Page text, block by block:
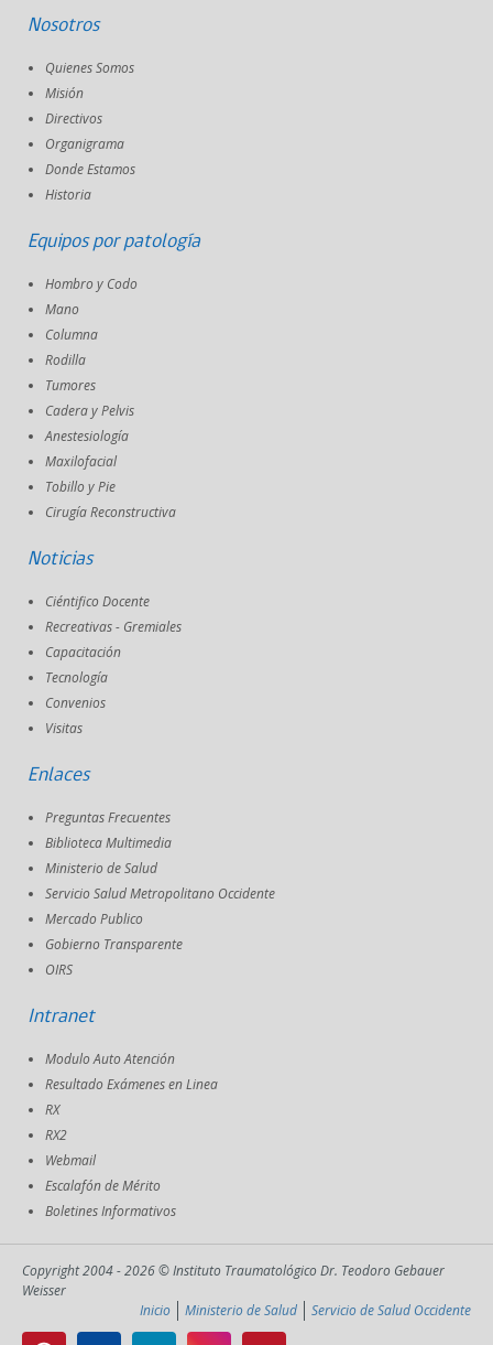
Nosotros
Quienes Somos
Misión
Directivos
Organigrama
Donde Estamos
Historia
Equipos por patología
Hombro y Codo
Mano
Columna
Rodilla
Tumores
Cadera y Pelvis
Anestesiología
Maxilofacial
Tobillo y Pie
Cirugía Reconstructiva
Noticias
Ciéntifico Docente
Recreativas - Gremiales
Capacitación
Tecnología
Convenios
Visitas
Enlaces
Preguntas Frecuentes
Biblioteca Multimedia
Ministerio de Salud
Servicio Salud Metropolitano Occidente
Mercado Publico
Gobierno Transparente
OIRS
Intranet
Modulo Auto Atención
Resultado Exámenes en Linea
RX
RX2
Webmail
Escalafón de Mérito
Boletines Informativos
Copyright 2004 - 2026 © Instituto Traumatológico Dr. Teodoro Gebauer
Weisser
Inicio
Ministerio de Salud Servicio de Salud Occidente